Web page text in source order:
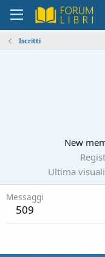
Iscritti
New
Ultima
Messaggi
509